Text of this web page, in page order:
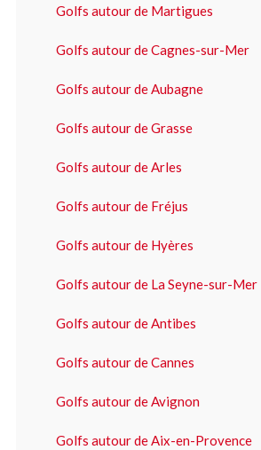
Golfs autour de Martigues
Golfs autour de Cagnes-sur-Mer
Golfs autour de Aubagne
Golfs autour de Grasse
Golfs autour de Arles
Golfs autour de Fréjus
Golfs autour de Hyères
Golfs autour de La Seyne-sur-Mer
Golfs autour de Antibes
Golfs autour de Cannes
Golfs autour de Avignon
Golfs autour de Aix-en-Provence